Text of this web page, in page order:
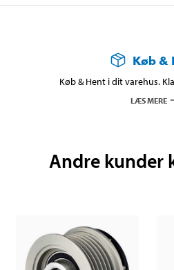
Køb &
Køb & Hent i dit varehus.
LÆS MERE
Andre kunder